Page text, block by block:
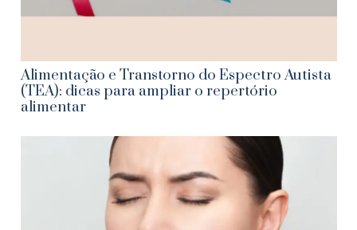
Alimentação e Transtorno do Espectro Autista
(TEA): dicas para ampliar o repertório
alimentar